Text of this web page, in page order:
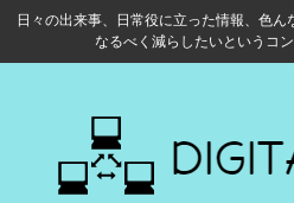
日々の出来事、日常役に立った情報、色
なるべく減らしたいというコ